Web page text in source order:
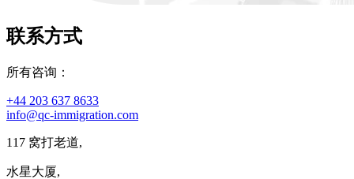
联系方式
所有咨询：
+44 203 637 8633
info@qc-immigration.com
117 窝打老道,
水星大厦,